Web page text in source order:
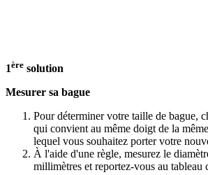
1ère solution
Mesurer sa bague
Pour déterminer votre taille de bague,
qui convient au même doigt de la
lequel vous souhaitez porter votre
À l'aide d'une règle, mesurez le
millimètres et reportez-vous au tableau